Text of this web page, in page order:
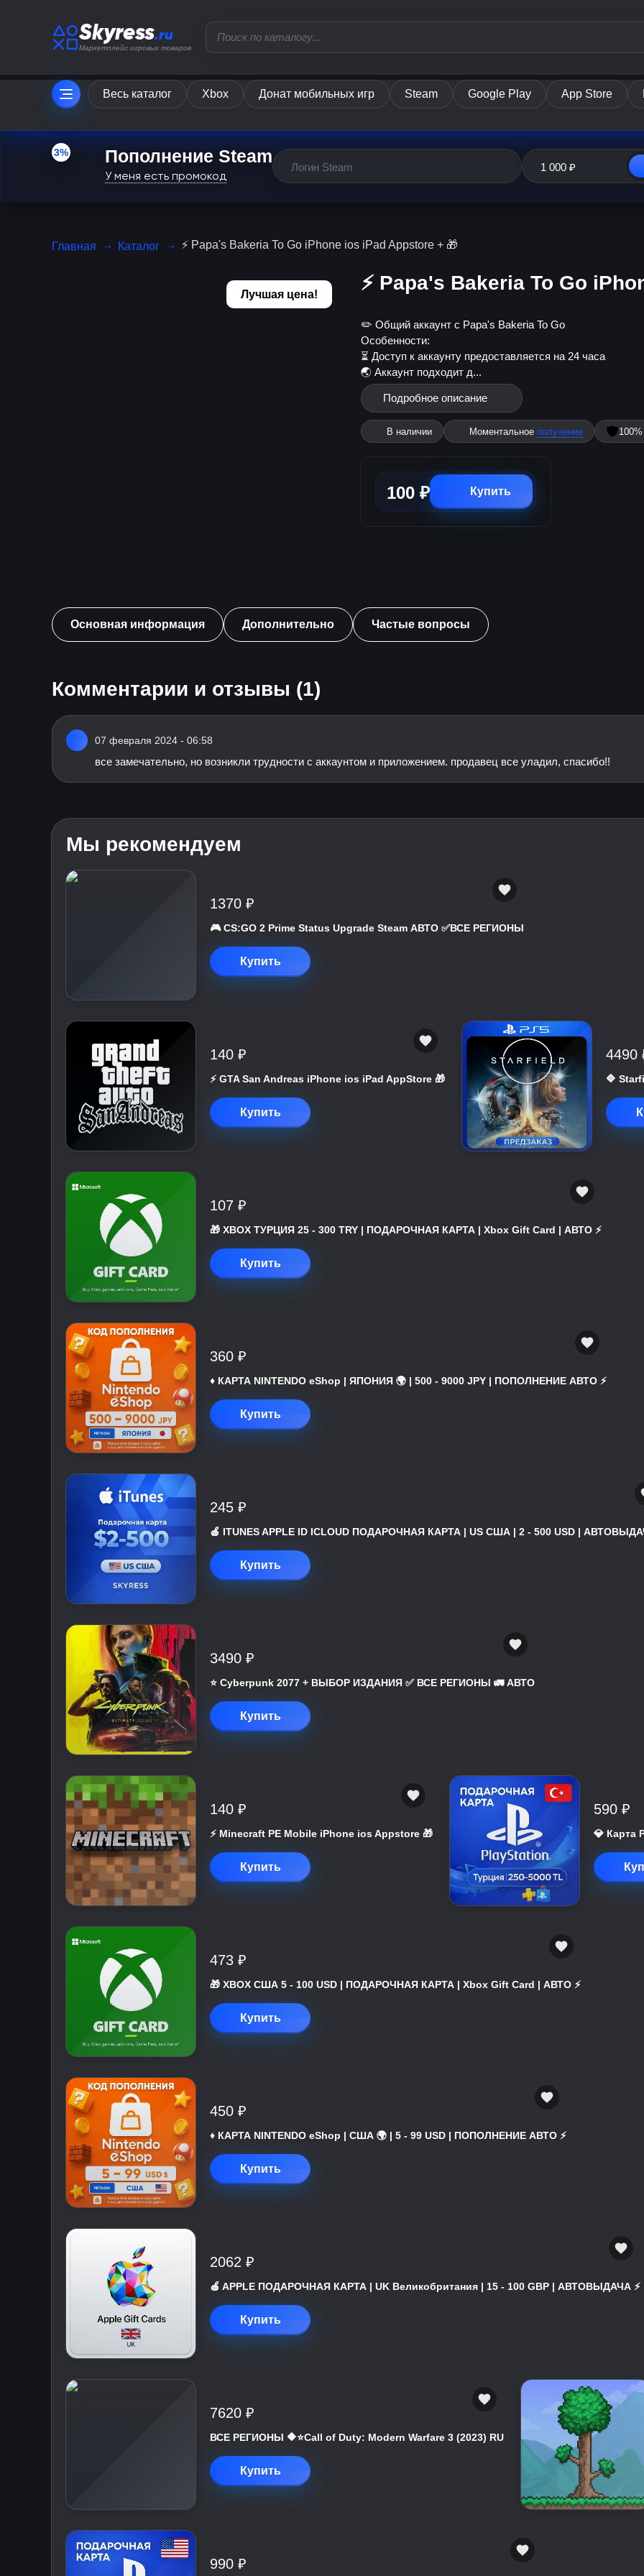
Skyress.ru
Маркетплейс игровых товаров
Весь каталог Xbox Донат мобильных игр Steam Google Play App Store
3% Пополнение Steam
У меня есть промокод
Главная Каталог ⚡️ Papa's Bakeria To Go iPhone ios iPad Appstore + 🎁
Лучшая цена!
⚡️ Papa's Bakeria To Go
✏️ Общий аккаунт с Papa's Bakeria To Go
Особенности:
⏳ Доступ к аккаунту предоставляется на 24 часа
🌏 Аккаунт подходит д...
Подробное описание
В наличии Моментальное получение
100 ₽ Купить
Основная информация Дополнительно Частые вопросы
Комментарии и отзывы (1)
07 февраля 2024 - 06:58
все замечательно, но возникли трудности с аккаунтом и приложением. продавец все уладил, спасибо!!
Мы рекомендуем
1370 ₽
🎮 CS:GO 2 Prime Status Upgrade Steam АВТО ✅ВСЕ РЕГИОНЫ
Купить
140 ₽
⚡️ GTA San Andreas iPhone ios iPad AppStore 🎁
Купить
4490
🔷
107 ₽
🎁 XBOX ТУРЦИЯ 25 - 300 TRY | ПОДАРОЧНАЯ КАРТА | Xbox Gift Card | АВТО ⚡
Купить
360 ₽
♦️ КАРТА NINTENDO eShop | ЯПОНИЯ 🌍 | 500 - 9000 JPY | ПОПОЛНЕНИЕ АВТО ⚡
Купить
245 ₽
🍎 ITUNES APPLE ID ICLOUD ПОДАРОЧНАЯ КАРТА | US США | 2 - 500 USD |
Купить
3490 ₽
⭐ Cyberpunk 2077 + ВЫБОР ИЗДАНИЯ ✅ ВСЕ РЕГИОНЫ 🚛 АВТО
Купить
140 ₽
⚡️ Minecraft PE Mobile iPhone ios Appstore 🎁
Купить
590 ₽
💎 Карта
473 ₽
🎁 XBOX США 5 - 100 USD | ПОДАРОЧНАЯ КАРТА | Xbox Gift Card | АВТО ⚡
Купить
450 ₽
♦️ КАРТА NINTENDO eShop | США 🌍 | 5 - 99 USD | ПОПОЛНЕНИЕ АВТО ⚡
Купить
2062 ₽
🍎 APPLE ПОДАРОЧНАЯ КАРТА | UK Великобритания | 15 - 100 GBP | АВТОВЫДАЧА ⚡️
Купить
7620 ₽
ВСЕ РЕГИОНЫ 🔶⭐Call of Duty: Modern Warfare 3 (2023) RU
Купить
990 ₽